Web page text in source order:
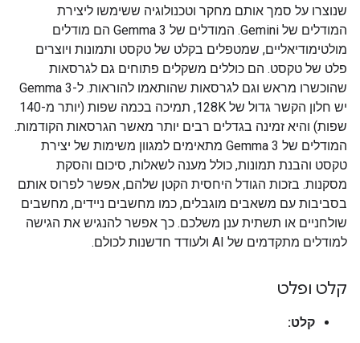
שנוצרו על סמך אותם מחקר וטכנולוגיה ששימשו ליצירת
המודלים של Gemini. המודלים של Gemma 3 הם מודלים
מולטימודיאליים, שמטפלים בקלט של טקסט ותמונות ויוצרים
פלט של טקסט. הם כוללים משקלים פתוחים גם לגרסאות
שהוכשרו מראש וגם לגרסאות שהותאמו להוראות. ל-Gemma 3
יש חלון הקשר גדול של 128K, תמיכה בכמה שפות (יותר מ-140
שפות) והיא זמינה בגדלים רבים יותר מאשר הגרסאות הקודמות.
המודלים של Gemma 3 מתאימים למגוון משימות של יצירת
טקסט והבנת תמונות, כולל מענה לשאלות, סיכום והסקת
מסקנות. בזכות הגודל היחסית הקטן שלהם, אפשר לפרוס אותם
בסביבות עם משאבים מוגבלים, כמו מחשבים ניידים, מחשבים
שולחניים או תשתית ענן משלכם. כך אפשר להנגיש את הגישה
למודלים מתקדמים של AI ולעודד חדשנות לכולם.
קלט ופלט
קלט: